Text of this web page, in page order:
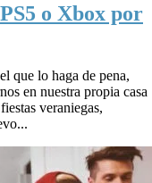
o Xbox por
que lo haga de pena,
en nuestra propia casa
veraniegas,